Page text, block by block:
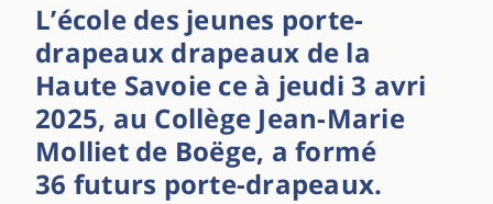
L’école des jeunes porte-
drapeaux drapeaux de la
Haute Savoie ce à jeudi 3 avri
2025, au Collège Jean-Marie
Mollietde Boëge, a formé
36 futurs porte-drapeaux.